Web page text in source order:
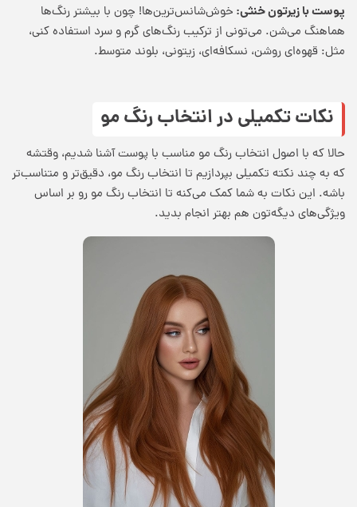
پوست با زیرتون خنثی: خوش‌شانس‌ترین‌ها! چون با بیشتر رنگ‌ها
هماهنگ می‌شن. می‌تونی از ترکیب رنگ‌های گرم و سرد استفاده کنی،
مثل: قهوه‌ای روشن، نسکافه‌ای، زیتونی، بلوند متوسط.
نکات تکمیلی در انتخاب رنگ مو
حالا که با اصول انتخاب رنگ مو مناسب با پوستآشنا شدیم، وقتشه
که به چند نکته تکمیلی بپردازیم تا انتخاب رنگ مو، دقیق‌تر و متناسب‌تر
باشه. این نکات به شما کمک می‌کنه تا انتخاب رنگ مو رو بر اساس
ویژگی‌های دیگه‌تون هم بهتر انجام بدید.